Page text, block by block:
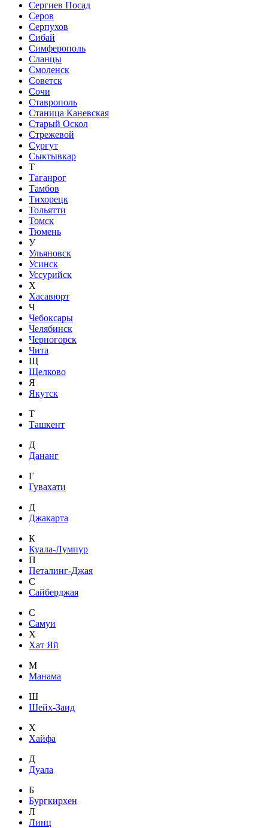
Сергиев Посад
Серов
Серпухов
Сибай
Симферополь
Сланцы
Смоленск
Советск
Сочи
Ставрополь
Станица Каневская
Старый Оскол
Стрежевой
Сургут
Сыктывкар
Т
Таганрог
Тамбов
Тихорецк
Тольятти
Томск
Тюмень
У
Ульяновск
Усинск
Уссурийск
Х
Хасавюрт
Ч
Чебоксары
Челябинск
Черногорск
Чита
Щ
Щелково
Я
Якутск
Т
Ташкент
Д
Дананг
Г
Гувахати
Д
Джакарта
К
Куала-Лумпур
П
Петалинг-Джая
С
Сайберджая
С
Самуи
Х
Хат Яй
М
Манама
Ш
Шейх-Заид
Х
Хайфа
Д
Дуала
Б
Бургкирхен
Л
Линц